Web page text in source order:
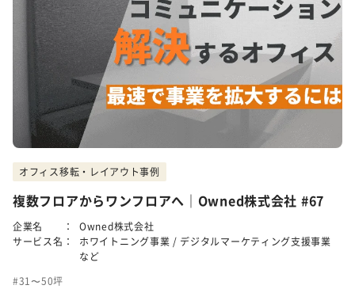
オフィス移転・レイアウト事例
複数フロアからワンフロアへ｜Owned株式会社 #67
企業名 ：
Owned株式会社
サービス名：
ホワイトニング事業 / デジタルマーケティング支援事業
など
31〜50坪